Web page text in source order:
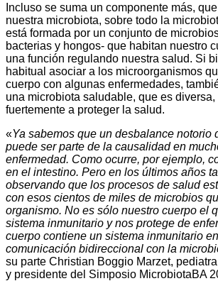
Incluso se suma un componente más,
nuestra microbiota, sobre todo la
está formada por un conjunto de
bacterias y hongos- que habitan nuestro
una función regulando nuestra salud. Si
habitual asociar a los microorganismos
cuerpo con algunas enfermedades,
una microbiota saludable, que es
fuertemente a proteger la salud.
«Ya sabemos que un desbalance notorio
puede ser parte de la causalidad en
enfermedad. Como ocurre, por ejemplo,
en el intestino. Pero en los últimos años
observando que los procesos de salud
con esos cientos de miles de microbios
organismo. No es sólo nuestro cuerpo el
sistema inmunitario y nos protege de
cuerpo contiene un sistema inmunitario
comunicación bidireccional con la
su parte Christian Boggio Marzet,
y presidente del Simposio MicrobiotaBA